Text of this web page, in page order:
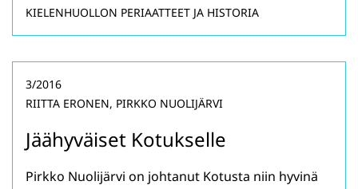
KIELENHUOLLON PERIAATTEET JA HISTORIA
Jäähyväiset Kotukselle
3/2016
RIITTA ERONEN, PIRKKO NUOLIJÄRVI
Pirkko Nuolijärvi on johtanut Kotusta niin hyvinä